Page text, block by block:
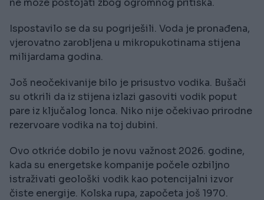
ne može postojati zbog ogromnog pritiska.
Ispostavilo se da su pogriješili. Voda je pronađena,
vjerovatno zarobljena u mikropukotinama stijena
milijardama godina.
Još neočekivanije bilo je prisustvo vodika. Bušači
su otkrili da iz stijena izlazi gasoviti vodik poput
pare iz ključalog lonca. Niko nije očekivao prirodne
rezervoare vodika na toj dubini.
Ovo otkriće dobilo je novu važnost 2026. godine,
kada su energetske kompanije počele ozbiljno
istraživati geološki vodik kao potencijalni izvor
čiste energije. Kolska rupa, započeta još 1970.